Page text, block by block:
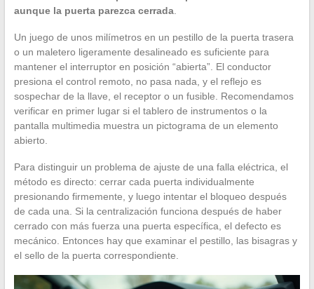
aunque la puerta parezca cerrada.
Un juego de unos milímetros en un pestillo de la puerta trasera
o un maletero ligeramente desalineado es suficiente para
mantener el interruptor en posición “abierta”. El conductor
presiona el control remoto, no pasa nada, y el reflejo es
sospechar de la llave, el receptor o un fusible. Recomendamos
verificar en primer lugar si el tablero de instrumentos o la
pantalla multimedia muestra un pictograma de un elemento
abierto.
Para distinguir un problema de ajuste de una falla eléctrica, el
método es directo: cerrar cada puerta individualmente
presionando firmemente, y luego intentar el bloqueo después
de cada una. Si la centralización funciona después de haber
cerrado con más fuerza una puerta específica, el defecto es
mecánico. Entonces hay que examinar el pestillo, las bisagras y
el sello de la puerta correspondiente.